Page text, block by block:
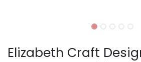
Elizabeth Craft